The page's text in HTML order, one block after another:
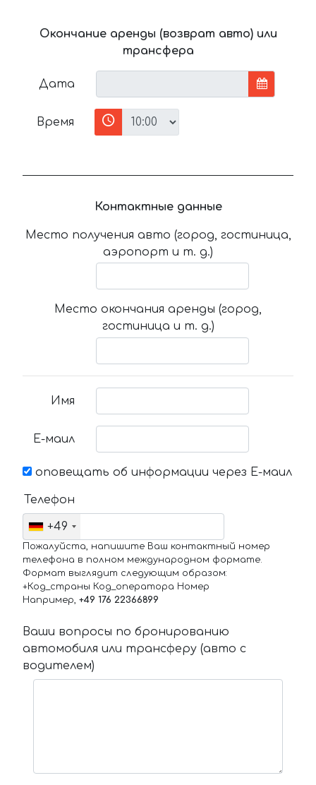
Окончание аренды (возврат авто) или
трансфера
Дата
Время
Контактные данные
Место получения авто (город, гостиница,
аэропорт и т. д.)
Место окончания аренды (город,
гостиница и т. д.)
Имя
Е-маил
оповещать об информации через Е-маил
Телефон
+49
Пожалуйста, напишите Ваш контактный номер
телефона в полном международном формате.
Формат выглядит следующим образом:
+Код_страны Код_оператора Номер
Например, +49 176 22366899
Ваши вопросы по бронированию
автомобиля или трансферу (авто с
водителем)